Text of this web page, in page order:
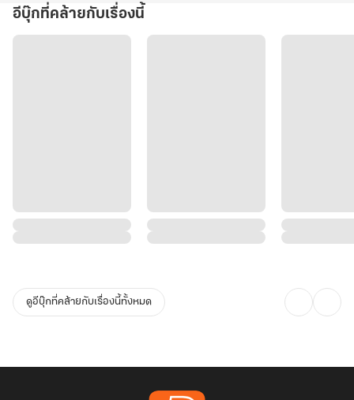
อีบุ๊กที่คล้ายกับเรื่องนี้
ดูอีบุ๊กที่คล้ายกับเรื่องนี้ทั้งหมด